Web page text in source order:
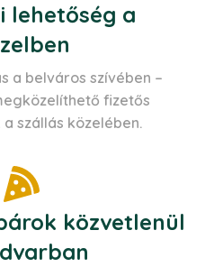
lehetőség a
a belváros szívében –
fizetős
szállás közelében.
közvetlenül